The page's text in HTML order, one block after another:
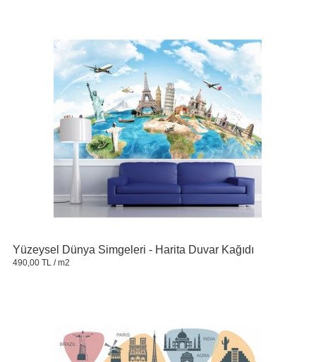
Yüzeysel Dünya Simgeleri - Harita Duvar Kağıdı
490,00 TL / m2